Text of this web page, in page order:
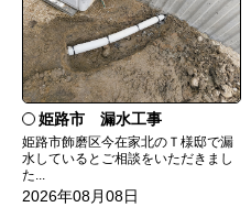
姫路市 漏水工事
姫路市飾磨区今在家北のＴ様邸で漏
水しているとご相談をいただきまし
た...
2026年08月08日